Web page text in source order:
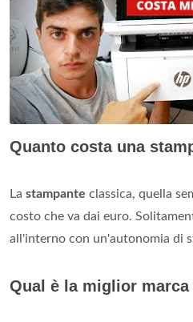
Quanto costa una
La stampante classica, quella
costo che va dai euro.
all'interno con un'autonomia di
Qual è la miglior